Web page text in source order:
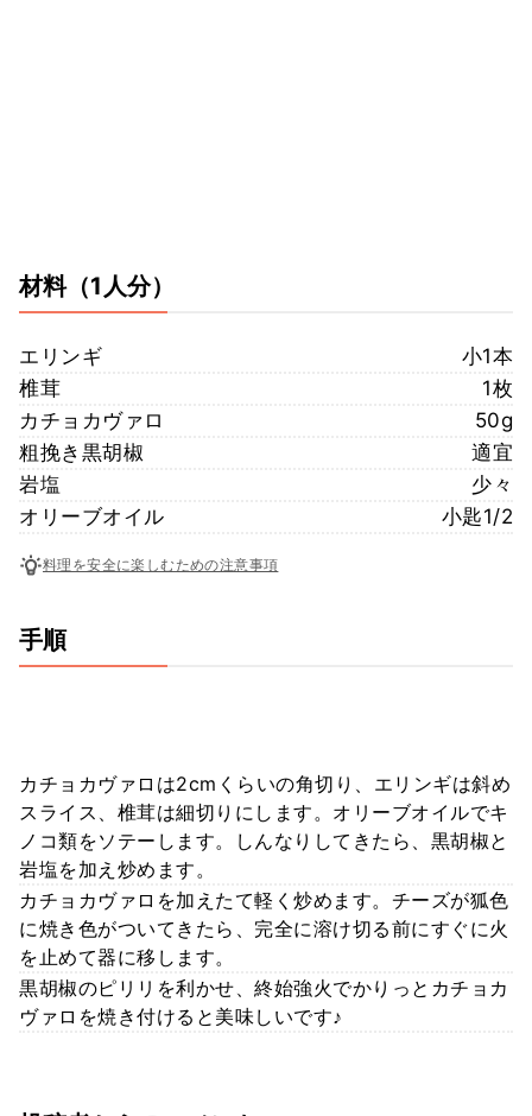
材料（1人分）
エリンギ
小1本
椎茸
1枚
カチョカヴァロ
50g
粗挽き黒胡椒
適宜
岩塩
少々
オリーブオイル
小匙1/2
料理を安全に楽しむための注意事項
手順
カチョカヴァロは2cmくらいの角切り、エリンギは斜め
スライス、椎茸は細切りにします。オリーブオイルでキ
ノコ類をソテーします。しんなりしてきたら、黒胡椒と
岩塩を加え炒めます。
カチョカヴァロを加えたて軽く炒めます。チーズが狐色
に焼き色がついてきたら、完全に溶け切る前にすぐに火
を止めて器に移します。
黒胡椒のピリリを利かせ、終始強火でかりっとカチョカ
ヴァロを焼き付けると美味しいです♪